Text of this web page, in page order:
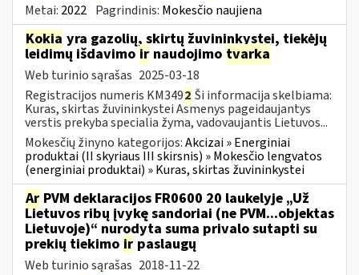
Metai: 2022 Pagrindinis: Mokesčio naujiena
Kokia yra gazolių, skirtų žuvininkystei, tiekėjų
leidimų išdavimo ir naudojimo tvarka
Web turinio sąrašas 2025-03-18
Registracijos numeris KM3492 Ši informacija skelbiama:
Kuras, skirtas žuvininkystei Asmenys pageidaujantys
verstis prekyba specialia žyma, vadovaujantis Lietuvos...
Mokesčių žinyno kategorijos:Akcizai » Energiniai
produktai (II skyriaus III skirsnis) » Mokesčio lengvatos
(energiniai produktai) » Kuras, skirtas žuvininkystei
Ar PVM deklaracijos FR0600 20 laukelyje „Už
Lietuvos ribų įvykę sandoriai (ne PVM...objektas
Lietuvoje)“ nurodyta suma privalo sutapti su
prekių tiekimo ir paslaugų
Web turinio sąrašas 2018-11-22